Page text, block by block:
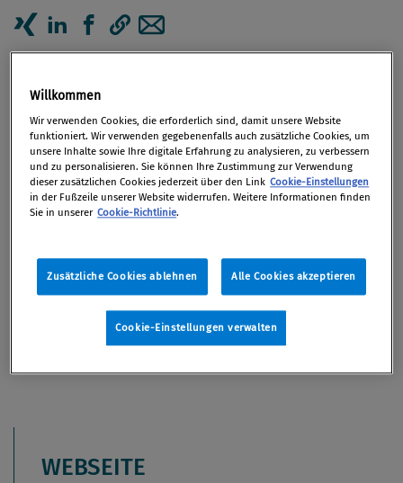
Artikel auf Xing teilen
Artikel auf linkedIn teilen
Artikel auf Facebook teilen
Artikellink kopieren
Artikel per Mail teilen
Wissen, Veranstaltungen, Austausch,
Schulungen und Ressourcen, die Ihnen helfen,
Ihre Kanzlei / Rechtsabteilung zu digitalisieren
Die Welt dreht sich weiter, aber die Veränderung
eher schleichend. Bei Future-Law können Sie sich
mit Gleichgesinnten austauschen, bei
unterschiedlichen Formaten Legal Tech Tools
kennenlernen und deren Einsatz für Ihre
WEBSEITE
Willkommen
Wir verwenden Cookies, die erforderlich sind, damit unsere Website
funktioniert. Wir verwenden gegebenenfalls auch zusätzliche Cookies, um
unsere Inhalte sowie Ihre digitale Erfahrung zu analysieren, zu verbessern
und zu personalisieren. Sie können Ihre Zustimmung zur Verwendung
dieser zusätzlichen Cookies jederzeit über den Link Cookie-Einstellungen
in der Fußzeile unserer Website widerrufen. Weitere Informationen finden
Sie in unserer Cookie-Richtlinie.
Zusätzliche Cookies ablehnen Alle Cookies akzeptieren
Cookie-Einstellungen verwalten